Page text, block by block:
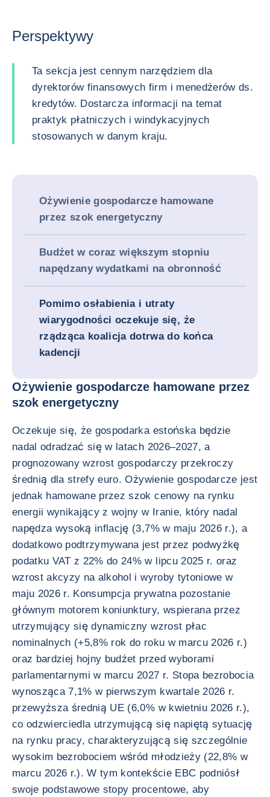
Perspektywy
Ta sekcja jest cennym narzędziem dla
dyrektorów finansowych firm i menedżerów ds.
kredytów. Dostarcza informacji na temat
praktyk płatniczych i windykacyjnych
stosowanych w danym kraju.
Ożywienie gospodarcze hamowane
przez szok energetyczny
Budżet w coraz większym stopniu
napędzany wydatkami na obronność
Pomimo osłabienia i utraty
wiarygodności oczekuje się, że
rządząca koalicja dotrwa do końca
kadencji
Ożywienie gospodarcze hamowane przez
szok energetyczny
Oczekuje się, że gospodarka estońska będzie
nadal odradzać się w latach 2026–2027, a
prognozowany wzrost gospodarczy przekroczy
średnią dla strefy euro. Ożywienie gospodarcze jest
jednak hamowane przez szok cenowy na rynku
energii wynikający z wojny w Iranie, który nadal
napędza wysoką inflację (3,7% w maju 2026 r.), a
dodatkowo podtrzymywana jest przez podwyżkę
podatku VAT z 22% do 24% w lipcu 2025 r. oraz
wzrost akcyzy na alkohol i wyroby tytoniowe w
maju 2026 r. Konsumpcja prywatna pozostanie
głównym motorem koniunktury, wspierana przez
utrzymujący się dynamiczny wzrost płac
nominalnych (+5,8% rok do roku w marcu 2026 r.)
oraz bardziej hojny budżet przed wyborami
parlamentarnymi w marcu 2027 r. Stopa bezrobocia
wynosząca 7,1% w pierwszym kwartale 2026 r.
przewyższa średnią UE (6,0% w kwietniu 2026 r.),
co odzwierciedla utrzymującą się napiętą sytuację
na rynku pracy, charakteryzującą się szczególnie
wysokim bezrobociem wśród młodzieży (22,8% w
marcu 2026 r.). W tym kontekście EBC podniósł
swoje podstawowe stopy procentowe, aby